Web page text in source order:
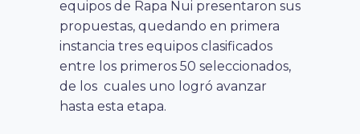
equipos de Rapa Nui presentaron sus
propuestas, quedando en primera
instancia tres equipos clasificados
entre los primeros 50 seleccionados,
de los cuales uno logró avanzar
hasta esta etapa.